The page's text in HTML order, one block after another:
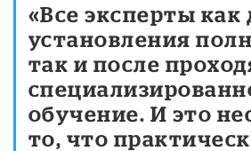
«Все эксперты как
установления
так и после
обучение. И это
то, что